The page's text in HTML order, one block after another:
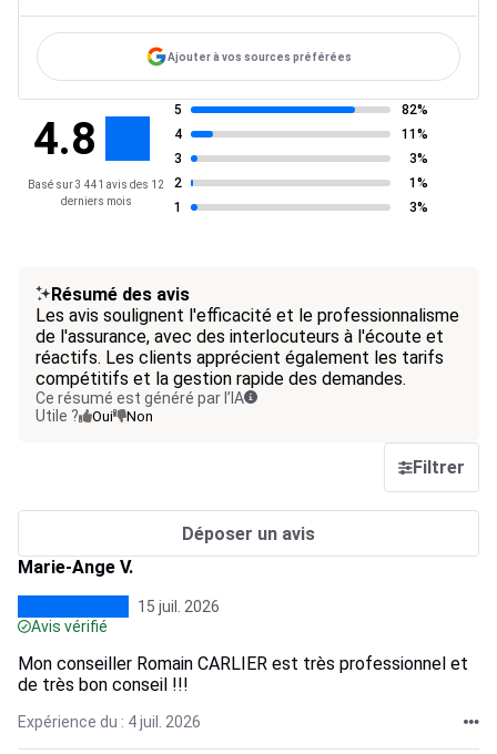
Ajouter à vos sources préférées
4.8
Basé sur 3 441 avis des 12
derniers mois
5
82%
4
11%
3
3%
2
1%
1
3%
Résumé des avis
Les avis soulignent l'efficacité et le professionnalisme
de l'assurance, avec des interlocuteurs à l'écoute et
réactifs. Les clients apprécient également les tarifs
compétitifs et la gestion rapide des demandes.
Ce résumé est généré par l’IA
Utile ?
Oui Non
Filtrer
Déposer un avis
Marie-Ange V.
15 juil. 2026
Avis vérifié
Mon conseiller Romain CARLIER est très professionnel et
de très bon conseil !!!
Expérience du : 4 juil. 2026